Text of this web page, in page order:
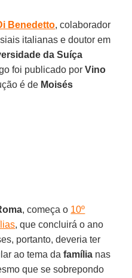
Benedetto, colaborador
italianas e doutor em
da Suíça
foi publicado porVino
é de Moisés
, começa o 10º
, que concluirá o ano
portanto, deveria ter
ao tema dafamília nas
que se sobrepondo